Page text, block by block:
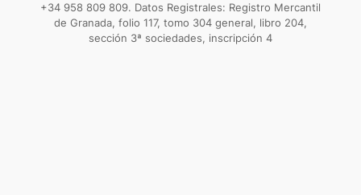
+34 958 809 809. Datos Registrales: Registro Mercantil
de Granada, folio 117, tomo 304 general, libro 204,
sección 3ª sociedades, inscripción 4